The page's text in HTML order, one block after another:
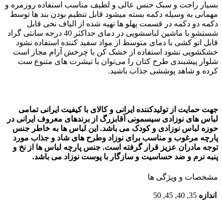
بسیار راحت و سبک جنس عالی و لطیف مناسب استفاده روزمره و
مهمانی به وسیله دکمه بسته میشود قابل تنظیم بودن بند ها توسط
دکمه دو دکمه در قسمت پهلو ها تهیه شده از الیاف نخی قابل
شستشو با ماشین لباسشویی در دمای حداکثر 40 درجه سانتی گراد
قابل اتو کشی با دمای متوسط از مواد سفید کننده استفاده نشود
خشکشویی نشود استفاده از خشک کن با چرخش آرام مجاز است
شلوار پیشبندی طرح کتان را می‌توان با تیشرت های متنوع ست
کرده و شاهد پوششی جذاب باشید.
جهت حمایت از تولیدکننده ایرانی و کالای با کیفیت ایرانی تمامی
لباس های نوزادی سیسمونی آقابزرگ از برندهای معروف ایرانی در
حوزه لباس نوزادی و کودک می باشد. این لباس ها به خاطر جنس
پارچه مرغوب و مناسب برای نوزاد وطرح های شاد و جذاب مورد
توجه مادران عزیز قرار گرفته است. جنس پارچه لباس ها از نخ و
پنبه نرم و ضد حساسیت و سازگار با پوست نوزاد می باشد.
مشخصات و ویژگی ها
اندازه 35, 40, 45, 50